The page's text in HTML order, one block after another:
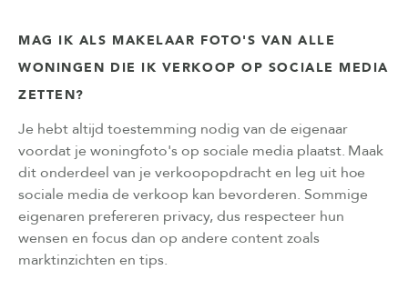
MAG IK ALS MAKELAAR FOTO'S VAN ALLE
WONINGEN DIE IK VERKOOP OP SOCIALE MEDIA
ZETTEN?
Je hebt altijd toestemming nodig van de eigenaar
voordat je woningfoto's op sociale media plaatst. Maak
dit onderdeel van je verkoopopdracht en leg uit hoe
sociale media de verkoop kan bevorderen. Sommige
eigenaren prefereren privacy, dus respecteer hun
wensen en focus dan op andere content zoals
marktinzichten en tips.